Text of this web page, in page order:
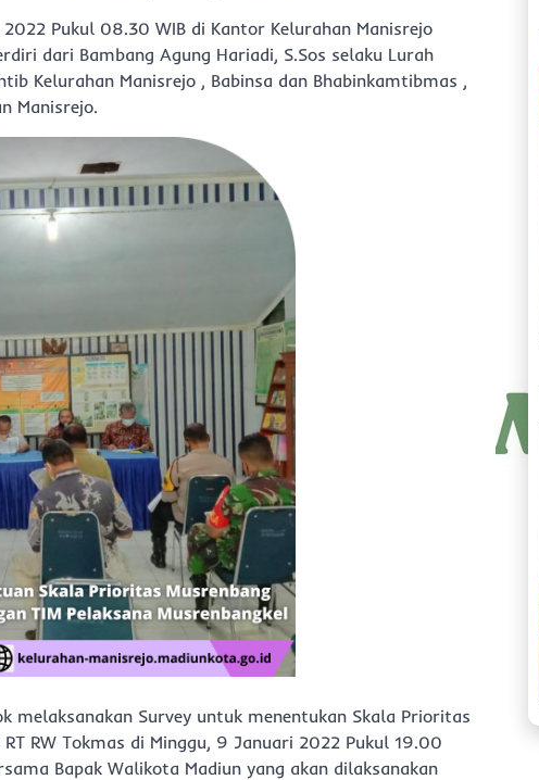
Pukul 08.30 WIB di Kantor Kelurahan Manisrejo
dari Bambang Agung Hariadi, S.Sos selaku Lurah
Kelurahan Manisrejo , Babinsa dan Bhabinkamtibmas ,
Manisrejo.
melaksanakan Survey untuk menentukan Skala Prioritas
RW Tokmas di Minggu, 9 Januari 2022 Pukul 19.00
Bapak Walikota Madiun yang akan dilaksanakan